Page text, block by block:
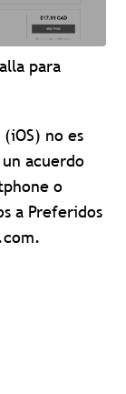
para
no es
acuerdo
o
a Preferidos